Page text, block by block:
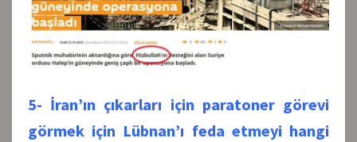
5- İran’ın çıkarları için paratoner görevi
görmek için Lübnan’ı feda etmeyi hangi